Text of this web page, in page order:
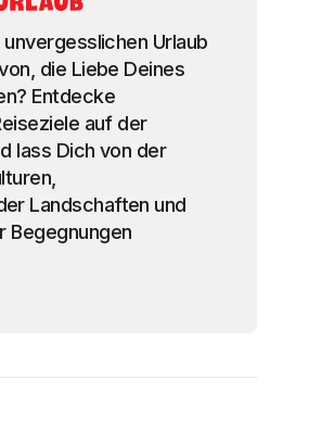
unvergesslichen Urlaub
die Liebe Deines
Entdecke
auf der
lass Dich von der
Landschaften und
Begegnungen